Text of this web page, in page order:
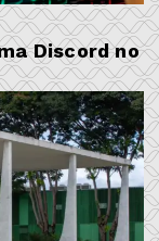
Discord no